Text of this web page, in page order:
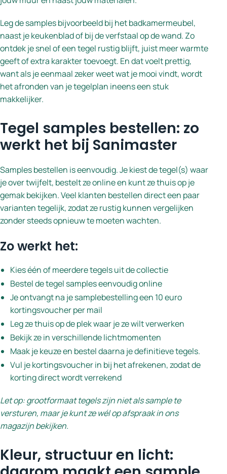
Leg de samples bijvoorbeeld bij het badkamermeubel,
naast je keukenblad of bij de verfstaal op de wand. Zo
ontdek je snel of een tegel rustig blijft, juist meer warmte
geeft of extra karakter toevoegt. En dat voelt prettig,
want als je eenmaal zeker weet wat je mooi vindt, wordt
het afronden van je tegelplan ineens een stuk
makkelijker.
Tegel samples bestellen: zo
werkt het bij Sanimaster
Samples bestellen is eenvoudig. Je kiest de tegel(s) waar
je over twijfelt, bestelt ze online en kunt ze thuis op je
gemak bekijken. Veel klanten bestellen direct een paar
varianten tegelijk, zodat ze rustig kunnen vergelijken
zonder steeds opnieuw te moeten wachten.
Zo werkt het:
Kies één of meerdere tegels uit de collectie
Bestel de tegel samples eenvoudig online
Je ontvangt na je samplebestelling een 10 euro
kortingsvoucher per mail
Leg ze thuis op de plek waar je ze wilt verwerken
Bekijk ze in verschillende lichtmomenten
Maak je keuze en bestel daarna je definitieve tegels.
Vul je kortingsvoucher in bij het afrekenen, zodat de
korting direct wordt verrekend
Let op: grootformaat tegels zijn niet als sample te
versturen, maar je kunt ze wél op afspraak in ons
magazijn bekijken.
Kleur, structuur en licht: